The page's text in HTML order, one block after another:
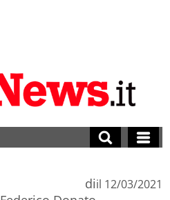
diil 12/03/2021